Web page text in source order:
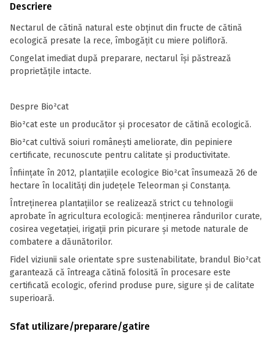
Descriere
Nectarul de cătină natural este obținut din fructe de cătină
ecologică presate la rece, îmbogățit cu miere polifloră.
Congelat imediat după preparare, nectarul își păstrează
proprietățile intacte.
Despre Bio²cat
Bio²cat este un producător și procesator de cătină ecologică.
Bio²cat cultivă soiuri românești ameliorate, din pepiniere
certificate, recunoscute pentru calitate și productivitate.
Înființate în 2012, plantațiile ecologice Bio²cat însumează 26 de
hectare în localități din județele Teleorman și Constanța.
Întreținerea plantațiilor se realizează strict cu tehnologii
aprobate în agricultura ecologică: menținerea rândurilor curate,
cosirea vegetației, irigații prin picurare și metode naturale de
combatere a dăunătorilor.
Fidel viziunii sale orientate spre sustenabilitate, brandul Bio²cat
garantează că întreaga cătină folosită în procesare este
certificată ecologic, oferind produse pure, sigure și de calitate
superioară.
Sfat utilizare/preparare/gatire